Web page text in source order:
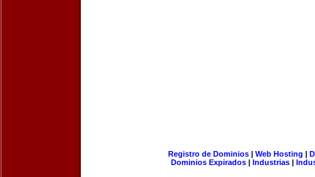
Registro de Dominios| Web Hosting |
Dominios Expirados | Industrias |